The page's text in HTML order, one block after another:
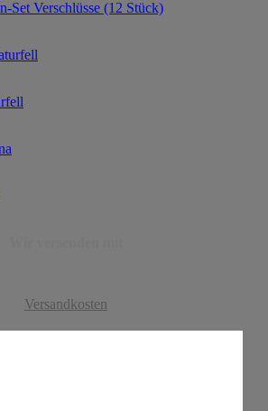
Set Verschlüsse (12 Stück)
Versandkosten